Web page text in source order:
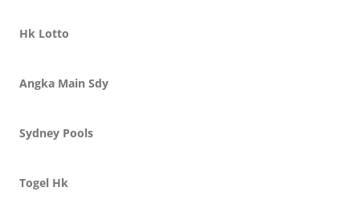
Hk Lotto
Angka Main Sdy
Sydney Pools
Togel Hk